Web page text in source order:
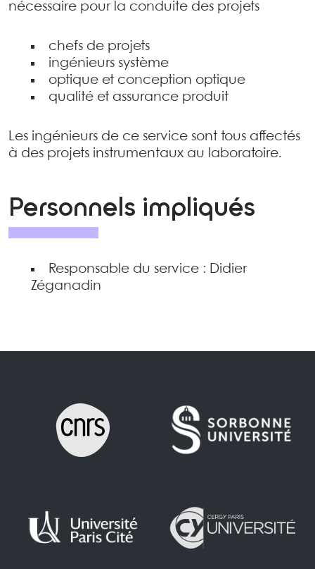
nécessaire pour la conduite des projets
chefs de projets
ingénieurs système
optique et conception optique
qualité et assurance produit
Les ingénieurs de ce service sont tous affectés
à des projets instrumentaux au laboratoire.
Personnels impliqués
Responsable du service : Didier
Zéganadin